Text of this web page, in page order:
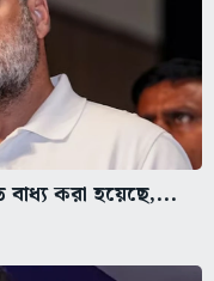
বাধ্য করা হয়েছে,...